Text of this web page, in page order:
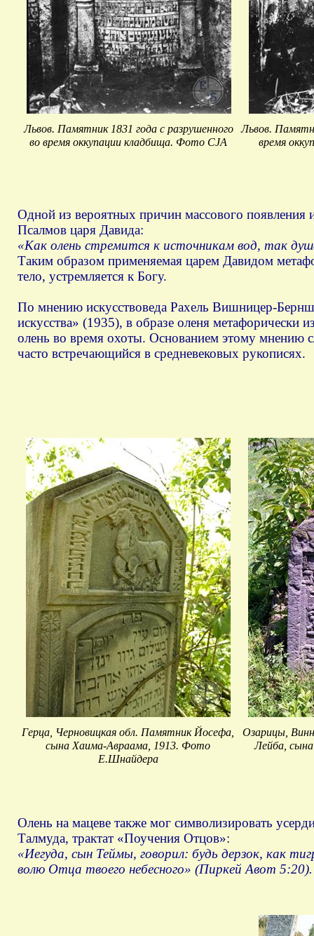
Герца, Черновицкая обл. Памятник Йосефа,
сына Хаима-Авраама, 1913. Фото
Е.Шнайдера
Озарицы,
Лейба,
Одной из вероятных причин массового появления
Псалмов царя Давида:
«Как олень стремится к источникам вод, так
Таким образом применяемая царем Давидом
тело, устремляется к Богу.
По мнению искусствоведа Рахель Вишницер-
искусства» (1935), в образе оленя метафорически
олень во время охоты. Основанием этому мнению
часто встречающийся в средневековых рукописях.
Львов. Памятник 1831 года с разрушенного
во время оккупации кладбища. Фото CJA
Львов.
время
Олень на мацеве также мог символизировать
Талмуда, трактат «Поучения Отцов»:
«Иегуда, сын Теймы, говорил: будь дерзок, как
волю Отца твоего небесного» (Пиркей Авот 5:20).